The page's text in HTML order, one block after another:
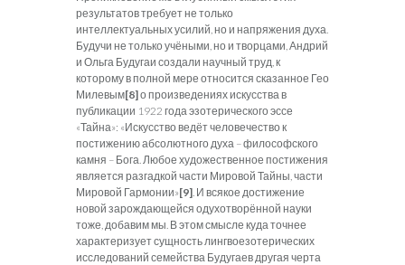
результатов требует не только
интеллектуальных усилий, но и напряжения духа.
Будучи не только учёными, но и творцами, Андрий
и Ольга Будугаи создали научный труд, к
которому в полной мере относится сказанное Гео
Милевым[8]о произведениях искусства в
публикации 1922 года эзотерического эссе
«Тайна»: «Искусство ведёт человечество к
постижению абсолютного духа – философского
камня – Бога. Любое художественное постижения
является разгадкой части Мировой Тайны, части
Мировой Гармонии»[9] . И всякое достижение
новой зарождающейся одухотворённой науки
тоже, добавим мы. В этом смысле куда точнее
характеризует сущность лингвоезотерических
исследований семейства Будугаев другая черта